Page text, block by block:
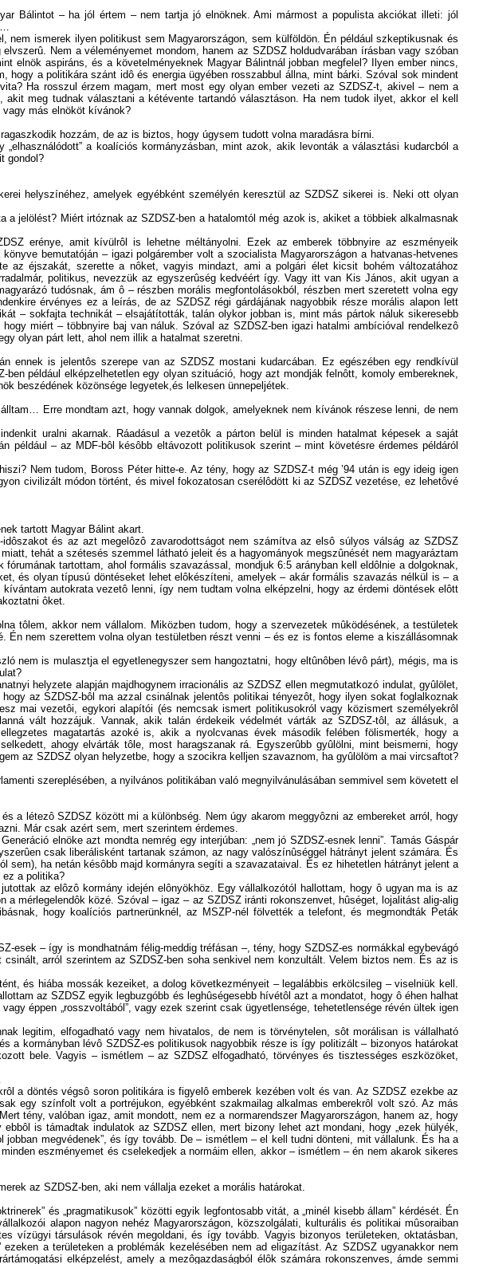
Bálintot – ha jól értem – nem tartja jó elnöknek. Ami mármost a populista akciókat illeti: jól
ismerek ilyen politikust sem Magyarországon, sem külföldön. Én például szkeptikusnak és
Nem a véleményemet mondom, hanem az SZDSZ holdudvarában írásban vagy szóban
elnök aspiráns, és a követelményeknek Magyar Bálintnál jobban megfelel? Ilyen ember nincs,
a politikára szánt idô és energia ügyében rosszabbul állna, mint bárki. Szóval sok mindent
Ha rosszul érzem magam, mert most egy olyan ember vezeti az SZDSZ-t, akivel – nem a
meg tudnak választani a kétévente tartandó választáson. Ha nem tudok ilyet, akkor el kell
vagy más elnököt kívánok?
hozzám, de az is biztos, hogy úgysem tudott volna maradásra bírni.
a koalíciós kormányzásban, mint azok, akik levonták a választási kudarcból a
gondol?
helyszínéhez, amelyek egyébként személyén keresztül az SZDSZ sikerei is. Neki ott olyan
jelölést? Miért irtóznak az SZDSZ-ben a hatalomtól még azok is, akiket a többiek alkalmasnak
erénye, amit kívülrôl is lehetne méltányolni. Ezek az emberek többnyire az eszményeik
bemutatóján – igazi polgárember volt a szocialista Magyarországon a hatvanas-hetvenes
az éjszakát, szerette a nôket, vagyis mindazt, ami a polgári élet kicsit bohém változatához
politikus, nevezzük az egyszerûség kedvéért így. Vagy itt van Kis János, akit ugyan a
tudósnak, ám ô – részben morális megfontolásokból, részben mert szeretett volna egy
érvényes ez a leírás, de az SZDSZ régi gárdájának nagyobbik része morális alapon lett
– sokfajta technikát – elsajátították, talán olykor jobban is, mint más pártok náluk sikeresebb
miért – többnyire baj van náluk. Szóval az SZDSZ-ben igazi hatalmi ambícióval rendelkezô
olyan párt lett, ahol nem illik a hatalmat szeretni.
ennek is jelentôs szerepe van az SZDSZ mostani kudarcában. Ez egészében egy rendkívül
például elképzelhetetlen egy olyan szituáció, hogy azt mondják felnôtt, komoly embereknek,
beszédének közönsége legyetek,és lelkesen ünnepeljétek.
Erre mondtam azt, hogy vannak dolgok, amelyeknek nem kívánok részese lenni, de nem
uralni akarnak. Ráadásul a vezetôk a párton belül is minden hatalmat képesek a saját
például – az MDF-bôl késôbb eltávozott politikusok szerint – mint követésre érdemes példáról
Nem tudom, Boross Péter hitte-e. Az tény, hogy az SZDSZ-t még ’94 után is egy ideig igen
civilizált módon történt, és mivel fokozatosan cserélôdött ki az SZDSZ vezetése, ez lehetôvé
tartott Magyar Bálint akart.
és az azt megelôzô zavarodottságot nem számítva az elsô súlyos válság az SZDSZ
tehát a szétesés szemmel látható jeleit és a hagyományok megszûnését nem magyaráztam
tartottam, ahol formális szavazással, mondjuk 6:5 arányban kell eldôlnie a dolgoknak,
és olyan típusú döntéseket lehet elôkészíteni, amelyek – akár formális szavazás nélkül is – a
autokrata vezetô lenni, így nem tudtam volna elképzelni, hogy az érdemi döntések elôtt
ôket.
tôlem, akkor nem vállalom. Miközben tudom, hogy a szervezetek mûködésének, a testületek
nem szerettem volna olyan testületben részt venni – és ez is fontos eleme a kiszállásomnak
nem is mulasztja el egyetlenegyszer sem hangoztatni, hogy eltûnôben lévô párt), mégis, ma is
helyzete alapján majdhogynem irracionális az SZDSZ ellen megmutatkozó indulat, gyûlölet,
az SZDSZ-bôl ma azzal csinálnak jelentôs politikai tényezôt, hogy ilyen sokat foglalkoznak
mai vezetôi, egykori alapítói (és nemcsak ismert politikusokról vagy közismert személyekrôl
vált hozzájuk. Vannak, akik talán érdekeik védelmét várták az SZDSZ-tôl, az állásuk, a
magatartás azoké is, akik a nyolcvanas évek második felében fölismerték, hogy a
ahogy elvárták tôle, most haragszanak rá. Egyszerûbb gyûlölni, mint beismerni, hogy
az SZDSZ olyan helyzetbe, hogy a szocikra kelljen szavaznom, ha gyûlölöm a mai vircsaftot?
szereplésében, a nyilvános politikában való megnyilvánulásában semmivel sem követett el
a létezô SZDSZ között mi a különbség. Nem úgy akarom meggyôzni az embereket arról, hogy
Már csak azért sem, mert szerintem érdemes.
elnöke azt mondta nemrég egy interjúban: „nem jó SZDSZ-esnek lenni”. Tamás Gáspár
csak liberálisként tartanak számon, az nagy valószínûséggel hátrányt jelent számára. És
sem), ha netán késôbb majd kormányra segíti a szavazataival. És ez hihetetlen hátrányt jelent a
a politika?
az elôzô kormány idején elônyökhöz. Egy vállalkozótól hallottam, hogy ô ugyan ma is az
mérlegelendôk közé. Szóval – igaz – az SZDSZ iránti rokonszenvet, hûséget, lojalitást alig-alig
hogy koalíciós partnerünknél, az MSZP-nél fölvették a telefont, és megmondták Peták
esek – így is mondhatnám félig-meddig tréfásan –, tény, hogy SZDSZ-es normákkal egybevágó
arról szerintem az SZDSZ-ben soha senkivel nem konzultált. Velem biztos nem. És az is
és hiába mossák kezeiket, a dolog következményeit – legalábbis erkölcsileg – viselniük kell.
az SZDSZ egyik legbuzgóbb és leghûségesebb hívétôl azt a mondatot, hogy ô éhen halhat
éppen „rosszvoltából”, vagy ezek szerint csak ügyetlensége, tehetetlensége révén ültek igen
legitim, elfogadható vagy nem hivatalos, de nem is törvénytelen, sôt morálisan is vállalható
a kormányban lévô SZDSZ-es politikusok nagyobbik része is így politizált – bizonyos határokat
bele. Vagyis – ismétlem – az SZDSZ elfogadható, törvényes és tisztességes eszközöket,
a döntés végsô soron politikára is figyelô emberek kezében volt és van. Az SZDSZ ezekbe az
egy színfolt volt a portréjukon, egyébként szakmailag alkalmas emberekrôl volt szó. Az más
tény, valóban igaz, amit mondott, nem ez a normarendszer Magyarországon, hanem az, hogy
is támadtak indulatok az SZDSZ ellen, mert bizony lehet azt mondani, hogy „ezek hülyék,
megvédenek”, és így tovább. De – ismétlem – el kell tudni dönteni, mit vállalunk. És ha a
eszményemet és cselekedjek a normáim ellen, akkor – ismétlem – én nem akarok sikeres
az SZDSZ-ben, aki nem vállalja ezeket a morális határokat.
és „pragmatikusok” közötti egyik legfontosabb vitát, a „minél kisebb állam” kérdését. Én
alapon nagyon nehéz Magyarországon, közszolgálati, kulturális és politikai mûsoraiban
vízügyi társulások révén megoldani, és így tovább. Vagyis bizonyos területeken, oktatásban,
a területeken a problémák kezelésében nem ad eligazítást. Az SZDSZ ugyanakkor nem
elképzelést, amely a mezôgazdaságból élôk számára rokonszenves, ámde semmi